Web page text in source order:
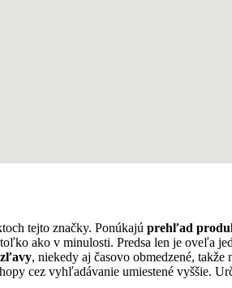
tejto značky. Ponúkajú prehľad
ako v minulosti. Predsa len je oveľa
zľavy, niekedy aj časovo obmedzené,
cez vyhľadávanie umiestené vyššie.